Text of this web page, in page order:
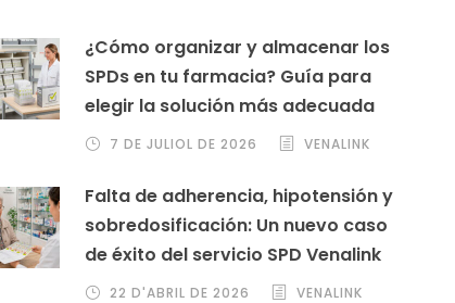
¿Cómo organizar y almacenar los
SPDs en tu farmacia? Guía para
elegir la solución más adecuada
7 DE JULIOL DE 2026 VENALINK
Falta de adherencia, hipotensión y
sobredosificación: Un nuevo caso
de éxito del servicio SPD Venalink
22 D'ABRIL DE 2026 VENALINK